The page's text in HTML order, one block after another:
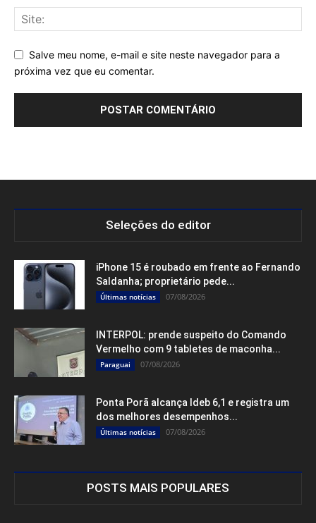
Salve meu nome, e-mail e site neste navegador para a
próxima vez que eu comentar.
Seleções do editor
iPhone 15 é roubado em frente ao Fernando
Saldanha; proprietário pede...
Últimas notícias 07/08/2026
INTERPOL: prende suspeito do Comando
Vermelho com 9 tabletes de maconha...
Paraguai 07/08/2026
Ponta Porã alcança Ideb 6,1 e registra um
dos melhores desempenhos...
Últimas notícias 07/08/2026
POSTS MAIS POPULARES